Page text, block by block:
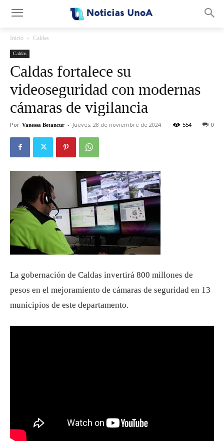
Inicio Caldas
Caldas
Caldas fortalece su
videoseguridad con modernas
cámaras de vigilancia
Por Vanessa Betancur - Jueves, 28 de noviembre de 2024 0
554
La gobernación de Caldas invertirá 800 millones de
pesos en el mejoramiento de cámaras de seguridad en 13
municipios de este departamento.